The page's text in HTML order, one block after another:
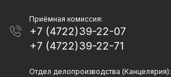
Приёмная комиссия:
+7 (4722)39-22-07
+7 (4722)39-22-71
Отдел делопроизводства (Канцелярия):